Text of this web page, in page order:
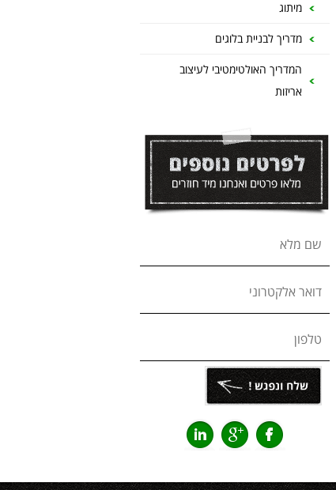
מיתוג
מדריך לבניית בלוגים
המדריך האולטימטיבי לעיצוב
אריזות
שם מלא
דואר אלקטרוני
טלפון